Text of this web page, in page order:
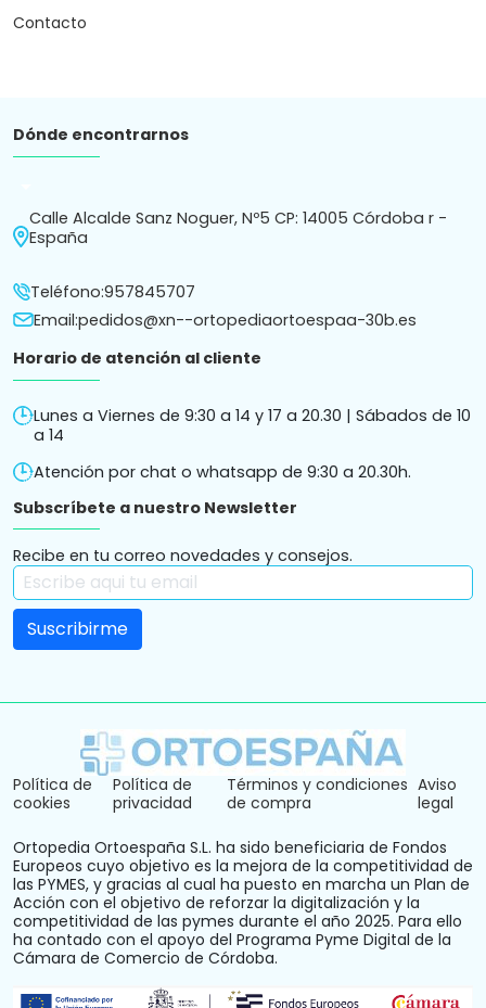
Contacto
Dónde encontrarnos
Calle Alcalde Sanz Noguer, Nº5 CP: 14005 Córdoba r -
España
Teléfono:957845707
Email:pedidos@xn--ortopediaortoespaa-30b.es
Horario de atención al cliente
Lunes a Viernes de 9:30 a 14 y 17 a 20.30 | Sábados de 10
a 14
Atención por chat o whatsapp de 9:30 a 20.30h.
Subscríbete a nuestro Newsletter
Recibe en tu correo novedades y consejos.
Política de
cookies
Política de
privacidad
Términos y condiciones
de compra
Aviso
legal
Ortopedia Ortoespaña S.L. ha sido beneficiaria de Fondos
Europeos cuyo objetivo es la mejora de la competitividad de
las PYMES, y gracias al cual ha puesto en marcha un Plan de
Acción con el objetivo de reforzar la digitalización y la
competitividad de las pymes durante el año 2025. Para ello
ha contado con el apoyo del Programa Pyme Digital de la
Cámara de Comercio de Córdoba.